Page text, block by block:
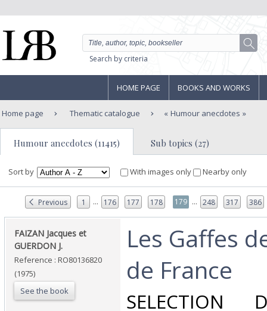
Search by criteria
HOME PAGE BOOKS AND WORKS
Home page Thematic catalogue Humour anecdotes
Humour anecdotes (11415) Sub topics (27)
Sort by With images only Nearby only
Previous 1 ... 176 177 178 179 ... 248 317 386
‎FAIZAN Jacques et
GUERDON J.‎
Reference : RO80136820
(1975)
See the book
‎Les Gaffes
de France‎
‎SELECTION